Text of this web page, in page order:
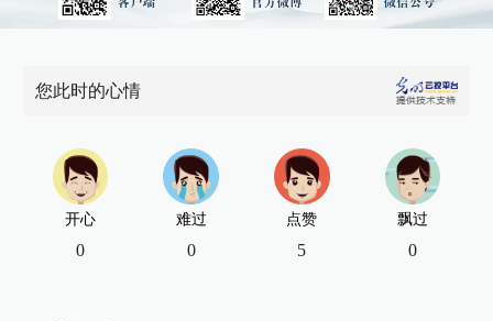
您此时的心情
开心
0
难过
0
点赞
5
飘过
0